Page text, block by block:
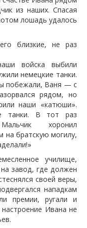
из наших. Спасая
лошадь удалось
близкие, не раз
войска выбили
немецкие танки.
побежали, Ваня — с
рядом, но
наши «катюши».
танки. В тот раз
хоронил
на братскую могилу,
училище,
завод, где должен
своей веры,
нападкам
премии, ругали и
Ивана не